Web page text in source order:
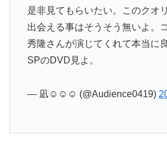
是非見てもらいたい。このクオ
出会える事はそうそう無いよ。
秀隆さんが演じてくれて本当に
SPのDVD見よ。
— 凪☺️☺️☺️ (@Audience0419)